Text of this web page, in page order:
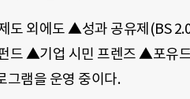
도 외에도 ▲성과 공유제(BS
드 ▲기업 시민 프렌즈 ▲포유
그램을 운영 중이다.